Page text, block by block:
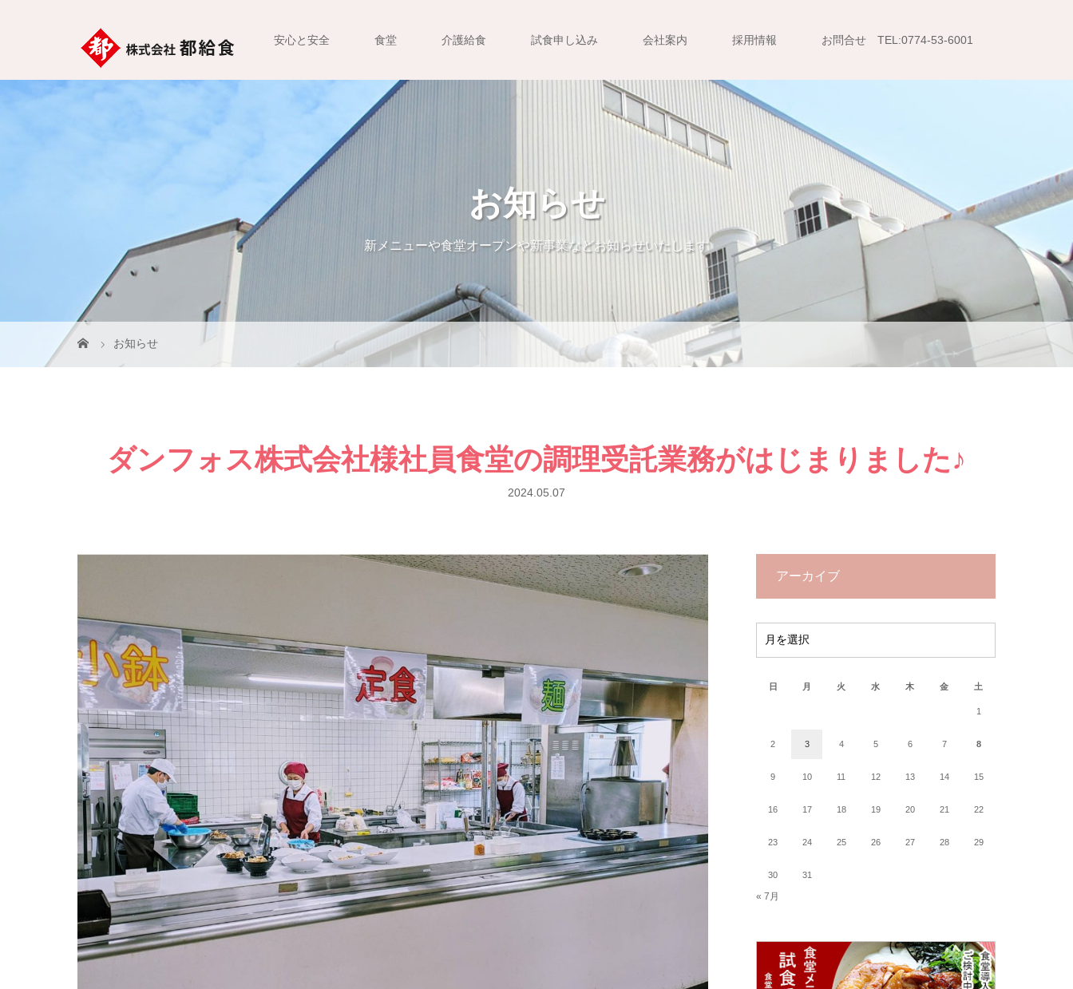
安心と安全 食堂 介護給食 試食申し込み 会社案内 採用情報 お問合せ TEL:0774-53-6001
お知らせ
新メニューや食堂オープンや新事業などお知らせいたします
お知らせ
ダンフォス株式会社様社員食堂の調理受託業務がはじまりました♪
2024.05.07
アーカイブ
日
月 火 水 木 金 土
1
2 3 4 5 6 7 8
9 10 11 12 13 14 15
16 17 18 19 20 21 22
23 24 25 26 27 28 29
30 31
« 7月